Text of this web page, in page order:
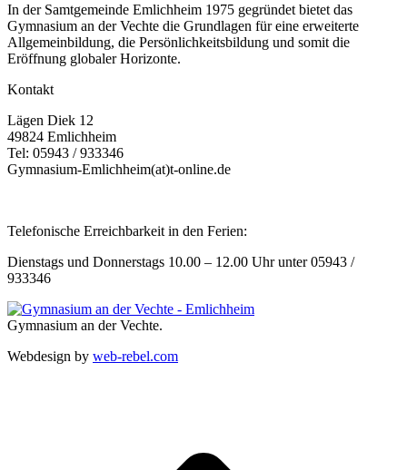
In der Samtgemeinde Emlichheim 1975 gegründet bietet das
Gymnasium an der Vechte die Grundlagen für eine erweiterte
Allgemeinbildung, die Persönlichkeitsbildung und somit die
Eröffnung globaler Horizonte.
Kontakt
Lägen Diek 12
49824 Emlichheim
Tel: 05943 / 933346
Gymnasium-Emlichheim(at)t-online.de
Telefonische Erreichbarkeit in den Ferien:
Dienstags und Donnerstags 10.00 – 12.00 Uhr unter 05943 /
933346
Gymnasium an der Vechte.
Webdesign by web-rebel.com